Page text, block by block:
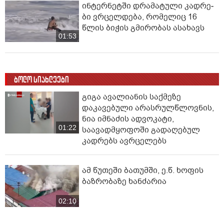
01:53
ინ­ტერ­ნეტ­ში დრა­მა­ტუ­ლი კად­რე­
ბი ვრცელდება, რომელიც 16
წლის ბიჭის გმირობას ასახავს
ბოლო სიახლეები
01:22
გიგა ავალიანის საქმეზე
დაკავებული არასრულწლოვნის,
ნია იმნაძის ადვოკატი,
საავადმყოფოში გადაღებულ
კადრებს ავრცელებს
02:10
ამ წუთეში ბათუმში, ე.წ. ხოფის
ბაზრობაზე ხანძარია